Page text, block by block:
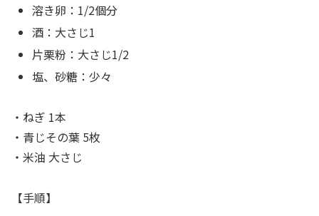
溶き卵：1/2個分
酒：大さじ1
片栗粉：大さじ1/2
塩、砂糖：少々
・ねぎ 1本
・青じその葉 5枚
・米油 大さじ
【手順】